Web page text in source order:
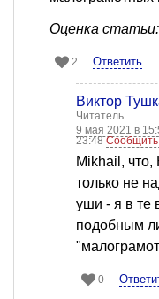
Оценка
2 Ответить
Виктор
Читатель
9 мая 2021 в
23:48Сообщить
Mikhail,
только не
уши - я в те
подобным
0